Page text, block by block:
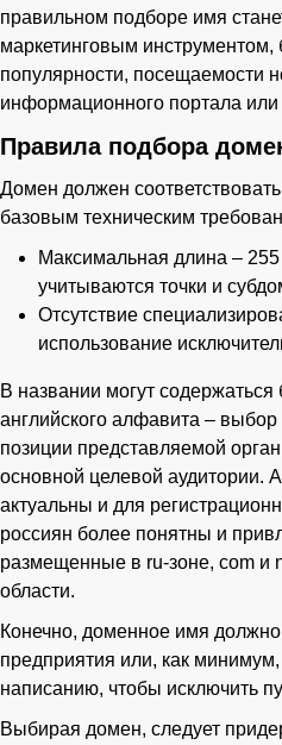
правильном подборе имя
маркетинговым инструментом,
популярности, посещаемости
информационного портала или
Правила подбора
Домен должен
базовым техническим
Максимальная длина –
учитываются точки и
Отсутствие
использование
В названии могут содержаться
английского алфавита – выбор
позиции представляемой
основной целевой аудитории.
актуальны и для
россиян более понятны и
размещенные в ru-зоне, com и
области.
Конечно, доменное имя
предприятия или, как
написанию, чтобы исключить
Выбирая домен, следует